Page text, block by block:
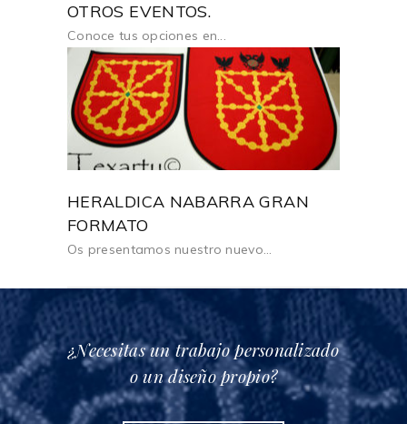
OTROS EVENTOS.
Conoce tus opciones en...
HERALDICA NABARRA GRAN
FORMATO
Os presentamos nuestro nuevo...
¿Necesitas un trabajo personalizado
o un diseño propio?